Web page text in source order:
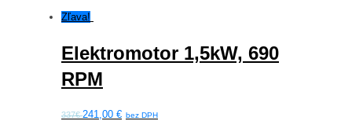
vybrať
stránke
produktu.
Zľava!
Elektromotor 1,5kW, 690
RPM
337€241,00 €